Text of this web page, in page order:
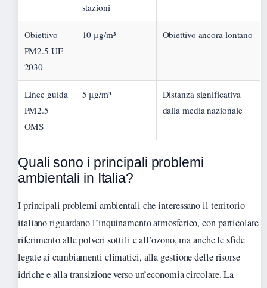
stazioni
Obiettivo
PM2.5 UE
2030
10 μg/m³ Obiettivo ancora lontano
Linee guida
PM2.5
OMS
5 μg/m³
Distanza significativa
dalla media nazionale
Quali sono i principali problemi
ambientali in Italia?
I principali problemi ambientali che interessano il territorio
italiano riguardano l’inquinamento atmosferico, con particolare
riferimento alle polveri sottili e all’ozono, ma anche le sfide
legate ai cambiamenti climatici, alla gestione delle risorse
idriche e alla transizione verso un’economia circolare. La